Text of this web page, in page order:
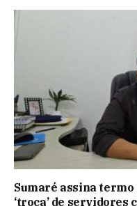
Sumaré assina
‘troca’ de servidores